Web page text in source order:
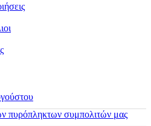
πυρόπληκτων συμπολιτών μας